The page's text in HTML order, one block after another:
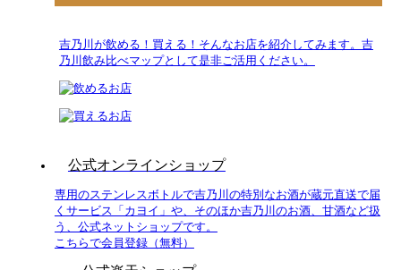
吉乃川が飲める！買える！そんなお店を紹介してみます。吉
乃川飲み比べマップとして是非ご活用ください。
公式オンラインショップ
専用のステンレスボトルで吉乃川の特別なお酒が蔵元直送で届
くサービス「カヨイ」や、そのほか吉乃川のお酒、甘酒など扱
う、公式ネットショップです。
こちらで会員登録（無料）